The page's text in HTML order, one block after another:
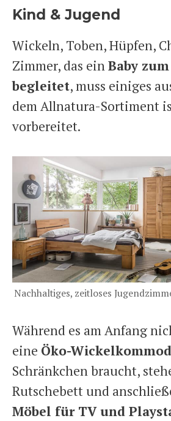
Kind & Jugend
Wickeln, Toben, Hüpfen,
Zimmer, das einBaby
begleitet, muss einiges
dem Allnatura-Sortiment
vorbereitet.
Nachhaltiges, zeitloses
Während es am Anfang
eine Öko-
Schränkchen braucht,
Rutschebett und
Möbel für TV und